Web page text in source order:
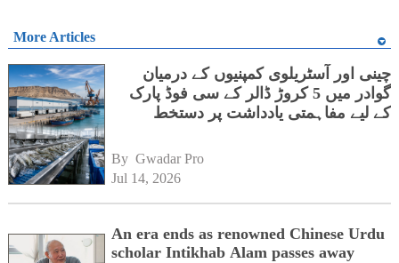
More Articles
چینی اور آسٹریلوی کمپنیوں کے درمیان
گوادر میں 5 کروڑ ڈالر کے سی فوڈ پارک
کے لیے مفاہمتی یادداشت پر دستخط
By Gwadar Pro
Jul 14, 2026
An era ends as renowned Chinese Urdu
scholar Intikhab Alam passes away